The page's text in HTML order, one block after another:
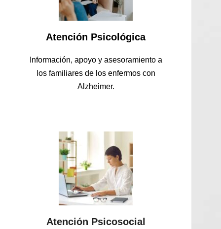
Atención Psicológica
Información, apoyo y asesoramiento a
los familiares de los enfermos con
Alzheimer.
Atención Psicosocial